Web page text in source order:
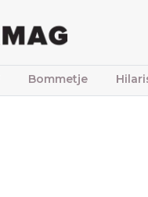
Bommetje